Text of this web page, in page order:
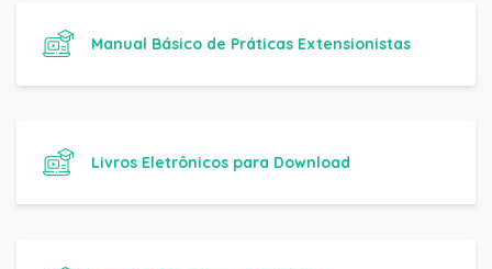
Manual Básico de Práticas Extensionistas
Livros Eletrônicos para Download